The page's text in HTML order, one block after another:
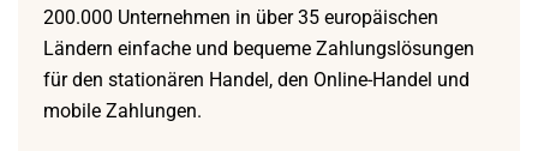
200.000 Unternehmen in über 35 europäischen
Ländern einfache und bequeme Zahlungslösungen
für den stationären Handel, den Online-Handel und
mobile Zahlungen.